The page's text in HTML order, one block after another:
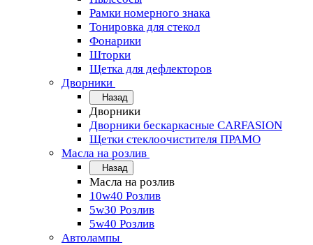
Рамки номерного знака
Тонировка для стекол
Фонарики
Шторки
Щетка для дефлекторов
Дворники
Назад
Дворники
Дворники бескаркасные CARFASION
Щетки стеклоочистителя ПРАМО
Масла на розлив
Назад
Масла на розлив
10w40 Розлив
5w30 Розлив
5w40 Розлив
Автолампы